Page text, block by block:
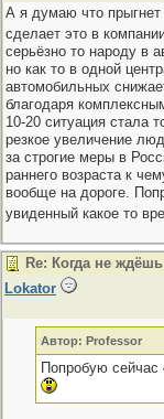
А я думаю что прыгнет
сделает это в
серьёзно то народу в
но как то в одной
автомобильных
благодаря
10-20 ситуация стала
резкое увеличение
за строгие меры в
раннего возраста к
вообще на дороге.
увиденный какое то
Re: Когда не
Lokator
Автор: Professor
Попробую сейчас